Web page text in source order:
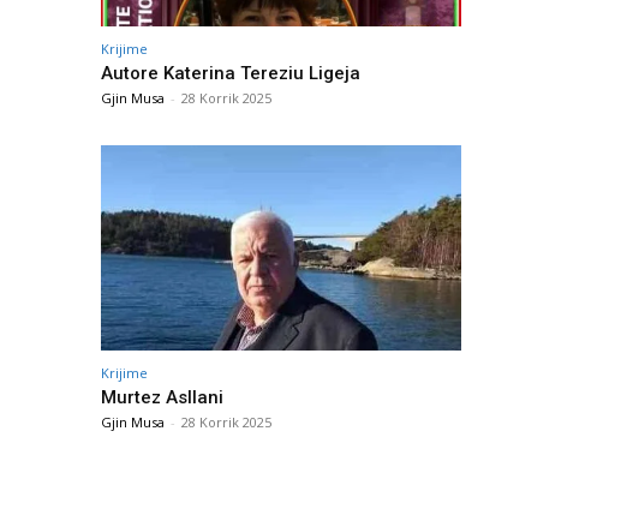
Krijime
Autore Katerina Tereziu Ligeja
Gjin Musa - 28 Korrik 2025
Krijime
Murtez Asllani
Gjin Musa - 28 Korrik 2025